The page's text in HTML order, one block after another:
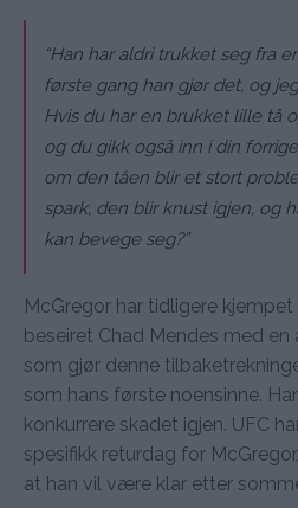
“Han har aldri trukket seg fra
første gang han gjør det, og
Hvis du har en brukket lille tå
og du gikk også inn i din
om den tåen blir et stort
spark, den blir knust igjen, og
kan bevege seg?”
McGregor har tidligere
beseiret Chad Mendes med en
som gjør denne
som hans første noensinne.
konkurrere skadet igjen. UFC
spesifikk returdag for
at han vil være klar etter